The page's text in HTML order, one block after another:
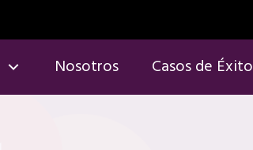
Nosotros Casos de Éxito